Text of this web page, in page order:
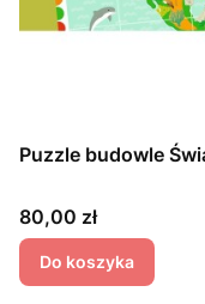
Puzzle budowle
Cena
80,00 zł
Do koszyka